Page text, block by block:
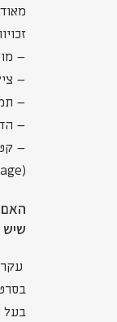
–
–
–
–
–
(Stock Footage)
האם
שיש
בעל